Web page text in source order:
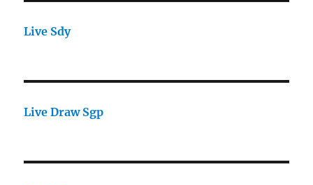
Live Sdy
Live Draw Sgp